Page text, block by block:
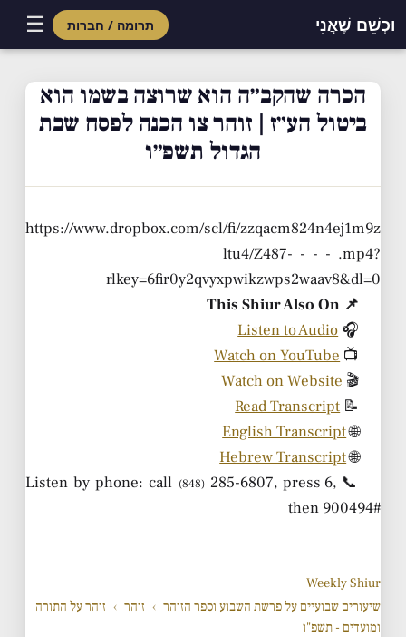
וּכְשֵׁם שֶׁאֲנִי תרומה / חברות ☰
contentהכרה שהקב״ה הוא שרוצה בשמו הוא
ביטול הע״ז | זוהר צו הכנה לפסח שבת
הגדול תשפ״ו
https://www.dropbox.com/scl/fi/zzqacm824n4ej1m9z
ltu4/Z487-_-_-_-_.mp4?
rlkey=6fir0y2qvyxpwikzwps2waav8&dl=0
📌 This Shiur Also On
🎧
Listen to Audio
📺
Watch on YouTube
🎬
Watch on Website
📝
Read Transcript
🌐
English Transcript
🌐
Hebrew Transcript
📞 Listen by phone: call
(848)285-6807, press 6,
then 900494#
Weekly Shiur
שיעורים שבועיים על פרשת השבוע וספר הזוהר › זוהר › זוהר על התורה
ומועדים - תשפ"ו